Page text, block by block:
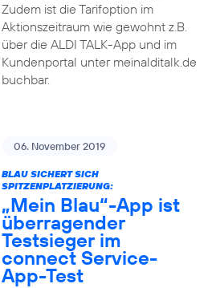
Zudem ist die Tarifoption im
Aktionszeitraum wie gewohnt z.B.
über die ALDI TALK-App und im
Kundenportal unter meinalditalk.de
buchbar.
06. November 2019
BLAU SICHERT SICH
SPITZENPLATZIERUNG:
„Mein Blau“-App ist
überragender
Testsieger im
connect Service-
App-Test